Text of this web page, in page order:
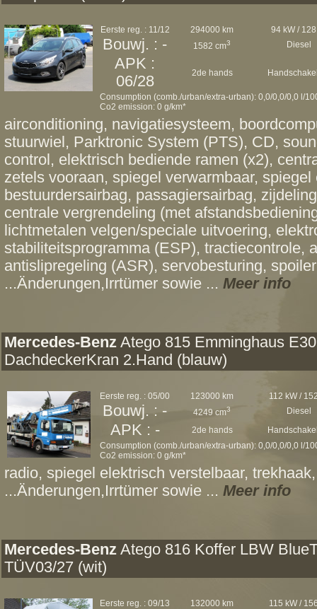
Eerste reg. : 11/12 294000 km 94 kW /
Bouwj. : - 1582 cm3 Diesel
APK :
06/28
2de hands
Consumption (comb./urban/extra-urban): 0,0/0,0/0,0 l/
Co2 emission: 0 g/km*
airconditioning, navigatiesysteem,
stuurwiel, Parktronic System (PTS), CD,
control, elektrisch bediende ramen (x2),
zetels vooraan, spiegel verwarmbaar,
bestuurdersairbag, passagiersairbag,
centrale vergrendeling (met
lichtmetalen velgen/speciale uitvoering,
stabiliteitsprogramma (ESP), tractiecontrole,
antislipregeling (ASR), servobesturing,
...Änderungen,Irrtümer sowie ... Meer info
Mercedes-Benz Atego 815 Emminghaus E30
DachdeckerKran 2.Hand (blauw)
Eerste reg. : 05/00 123000 km 112 kW /
Bouwj. : - 4249 cm3 Diesel
APK : - 2de hands
Consumption (comb./urban/extra-urban): 0,0/0,0/0,0 l/
Co2 emission: 0 g/km*
radio, spiegel elektrisch verstelbaar,
...Änderungen,Irrtümer sowie ... Meer info
Mercedes-Benz Atego 816 Koffer LBW
TÜV03/27 (wit)
Eerste reg. : 09/13 132000 km 115 kW /